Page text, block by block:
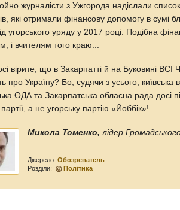
журналісти з Ужгорода надіслали
які отримали фінансову допомогу в сумі
угорського уряду у 2017 році. Подібна
і вчителям того краю...
вірите, що в Закарпатті й на Буковині
про Україну? Бо, судячи з усього,
ОДА та Закарпатська обласна рада досі
а не угорську партію «Йоббік»!
Микола Томенко, лідер
Джерело:Обозреватель
Розділи:
Політика